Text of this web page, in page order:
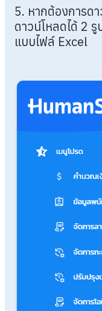
5. หากต้องการด
ดาวน์โหลดได้ 2
แบบไฟล์ Excel